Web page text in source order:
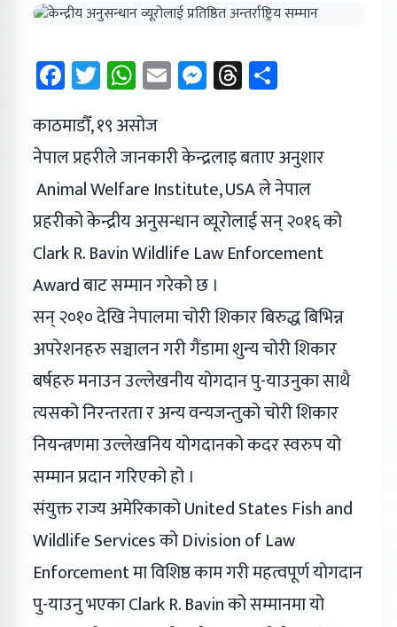
Facebook
Twitter
WhatsApp
EmailMessenger
Threads
काठमाडौँ, १९ असोज
नेपाल प्रहरीले जानकारी केन्द्रलाइ बताए अनुशार
Animal Welfare Institute, USA ले नेपाल
प्रहरीको केन्द्रीय अनुसन्धान व्यूरोलाई सन् २०१६ को
Clark R. Bavin Wildlife Law Enforcement
Award बाट सम्मान गरेको छ ।
सन् २०१० देखि नेपालमा चोरी शिकार बिरुद्ध बिभिन्न
अपरेशनहरु सञ्चालन गरी गैंडामा शुन्य चोरी शिकार
बर्षहरु मनाउन उल्लेखनीय योगदान पु-याउनुका साथै
त्यसको निरन्तरता र अन्य वन्यजन्तुको चोरी शिकार
नियन्त्रणमा उल्लेखनिय योगदानको कदर स्वरुप यो
सम्मान प्रदान गरिएको हो ।
संयुक्त राज्य अमेरिकाको United States Fish and
Wildlife Services को Division of Law
Enforcement मा विशिष्ठ काम गरी महत्वपूर्ण योगदान
पु-याउनु भएका Clark R. Bavin को सम्मानमा यो